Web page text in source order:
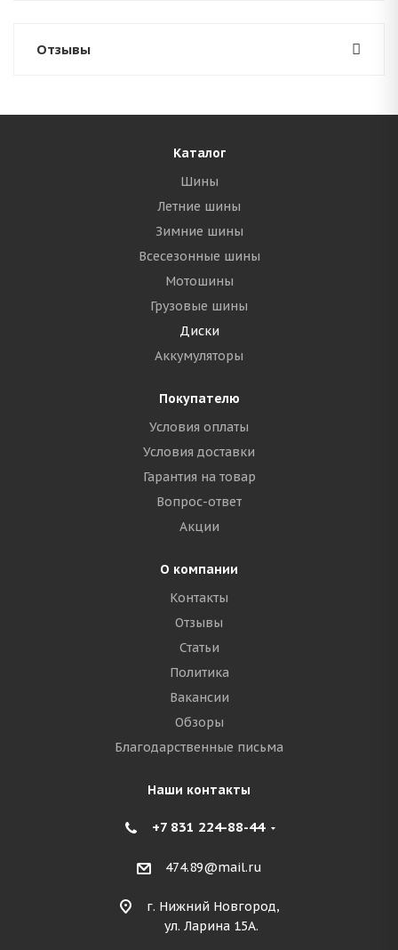
Отзывы
Каталог
Шины
Летние шины
Зимние шины
Всесезонные шины
Мотошины
Грузовые шины
Диски
Аккумуляторы
Покупателю
Условия оплаты
Условия доставки
Гарантия на товар
Вопрос-ответ
Акции
О компании
Контакты
Отзывы
Статьи
Политика
Вакансии
Обзоры
Благодарственные письма
Наши контакты
+7 831 224-88-44
474.89@mail.ru
г. Нижний Новгород,
ул. Ларина 15А.